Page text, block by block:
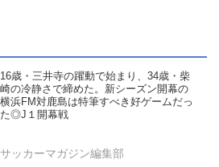
16歳・三井寺の躍動で始まり、34歳・柴
崎の冷静さで締めた。新シーズン開幕の
横浜FM対鹿島は特筆すべき好ゲームだっ
た◎J１開幕戦
サッカーマガジン編集部